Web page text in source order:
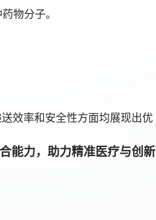
物分子。
效率和安全性方面均展现出优
能力，助力精准医疗与创新